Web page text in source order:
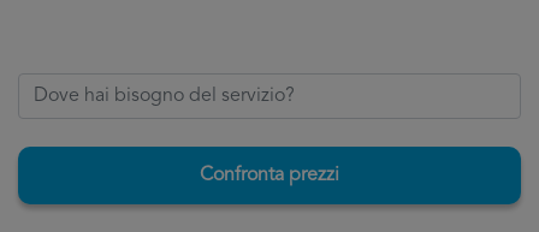
Confronta prezzi